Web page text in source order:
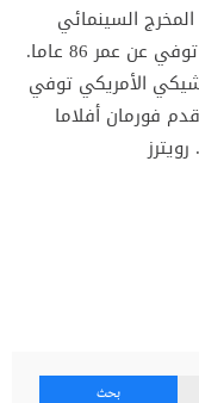
السينمائي
الحائز على جائزة الأوسكار ميلوش فورمان توفي عن عمر 86 عاما.
الأمريكي توفي
فورمان أفلاما